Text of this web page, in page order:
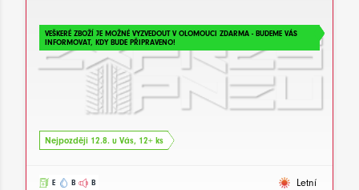
VEŠKERÉ ZBOŽÍ JE MOŽNÉ VYZVEDOUT V OLOMOUCI ZDARMA - BUDEME VÁS
INFORMOVAT, KDY BUDE PŘIPRAVENO!
Nejpozději 12.8. u Vás, 12+ ks
E B B Letní